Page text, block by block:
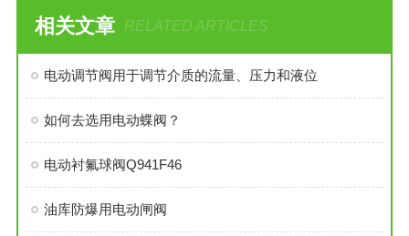
相关文章 RELATED ARTICLES
电动调节阀用于调节介质的流量、压力和液位
如何去选用电动蝶阀？
电动衬氟球阀Q941F46
油库防爆用电动闸阀